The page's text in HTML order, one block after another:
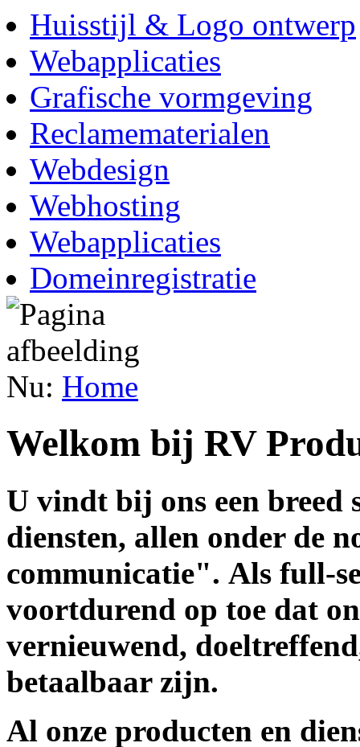
Huisstijl & Logo ontwerp
Webapplicaties
Grafische vormgeving
Reclamematerialen
Webdesign
Webhosting
Webapplicaties
Domeinregistratie
Nu: Home
Welkom bij RV
U vindt bij ons een breed
diensten, allen onder de
communicatie". Als full-
voortdurend op toe dat
vernieuwend,
betaalbaar zijn.
Al onze producten en